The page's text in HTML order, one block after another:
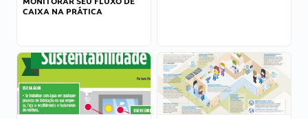
CAIXA NA PRÁTICA